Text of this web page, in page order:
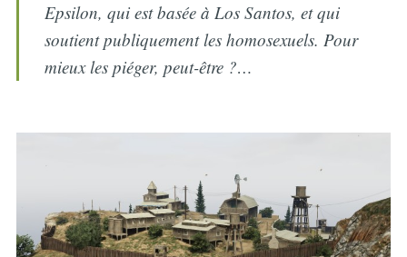
Epsilon, qui est basée à Los Santos, et qui
soutient publiquement les homosexuels. Pour
mieux les piéger, peut-être ?…